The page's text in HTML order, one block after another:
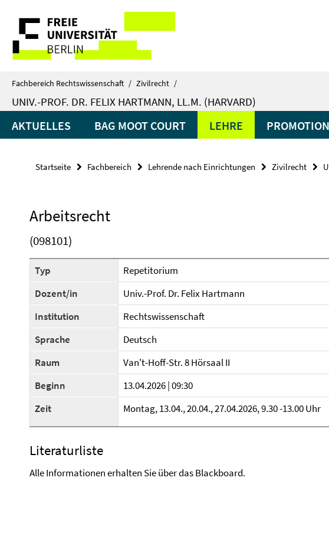
direkt
Inhalt
Service-
Navigation
Fachbereich Rechtswissenschaft / Zivilrecht /
UNIV.-PROF. DR. FELIX HARTMANN, LL.M. (HARVARD)
AKTUELLES BAG MOOT COURT LEHRE PROMOTION
Startseite Fachbereich Lehrende nach Einrichtungen Zivilrecht
Arbeitsrecht
(098101)
Typ
Repetitorium
Dozent/in
Univ.-Prof. Dr. Felix Hartmann
Institution
Rechtswissenschaft
Sprache
Deutsch
Raum
Van't-Hoff-Str. 8 Hörsaal II
Beginn
13.04.2026 | 09:30
Zeit
Montag, 13.04., 20.04., 27.04.2026, 9.30 -13.00 Uhr
Literaturliste
Alle Informationen erhalten Sie über das Blackboard.